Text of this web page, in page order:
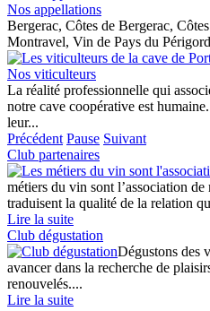
Nos appellations
Bergerac, Côtes de Bergerac,
Montravel, Vin de Pays du Périgord
Nos viticulteurs
La réalité professionnelle qui
notre cave coopérative est
leur...
Précédent Pause Suivant
Club partenaires
métiers du vin sont l’association
traduisent la qualité de la relation
Lire la suite
Club dégustation
Dégustons des
avancer dans la recherche de
renouvelés....
Lire la suite